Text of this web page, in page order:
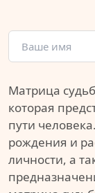
Матрица
которая
пути
рождения и
личности, а